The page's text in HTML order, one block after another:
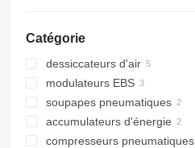
Catégorie
dessiccateurs d'air
modulateurs EBS
soupapes pneumatiques
accumulateurs d'énergie
compresseurs pneumatiques